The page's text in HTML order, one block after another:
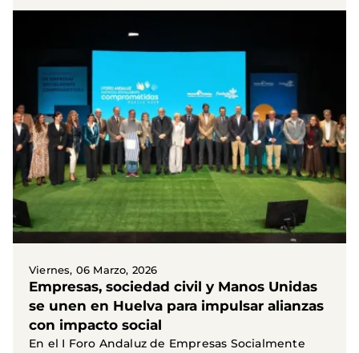
Viernes, 06 Marzo, 2026
Empresas, sociedad civil y Manos Unidas
se unen en Huelva para impulsar alianzas
con impacto social
En el I Foro Andaluz de Empresas Socialmente